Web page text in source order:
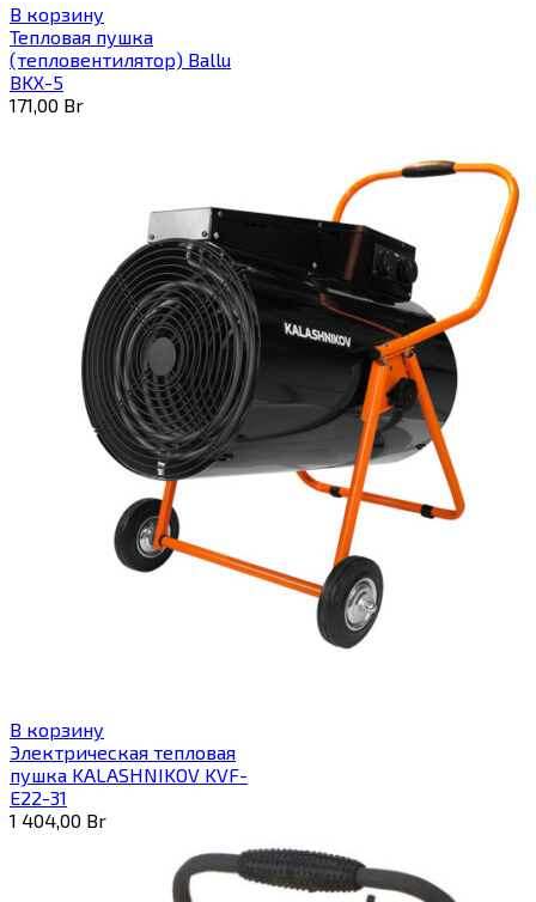
В корзину
Тепловая пушка
(тепловентилятор) Ballu
BKX-5
171,00 Br
В корзину
Электрическая тепловая
пушка KALASHNIKOV KVF-
E22-31
1 404,00 Br